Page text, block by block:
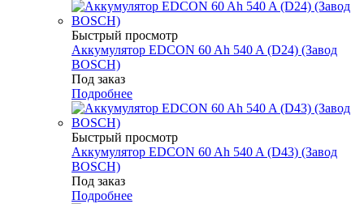
Быстрый просмотр
Аккумулятор EDCON 60 Ah 540 A (D24) (Завод
BOSCH)
Под заказ
Подробнее
Быстрый просмотр
Аккумулятор EDCON 60 Ah 540 A (D43) (Завод
BOSCH)
Под заказ
Подробнее